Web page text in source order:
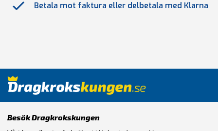
Betala mot faktura eller delbetala med Klarna
Besök Dragkrokskungen